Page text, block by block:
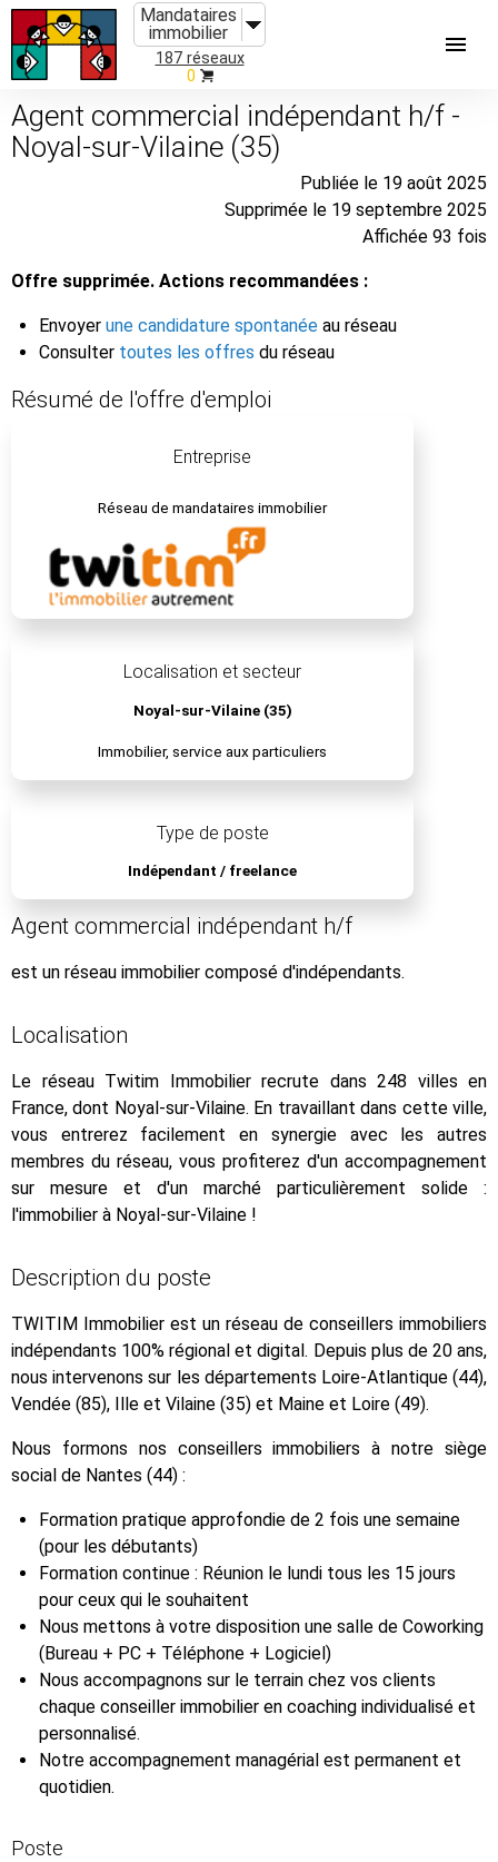
Mandataires
immobilier
187 réseaux
0
Agent commercial indépendant h/f -
Noyal-sur-Vilaine (35)
Publiée le 19 août 2025
Supprimée le 19 septembre 2025
Affichée 93 fois
Offre supprimée. Actions recommandées :
Envoyer une candidature spontanée au réseau
Consulter toutes les offres du réseau
Résumé de l'offre d'emploi
Entreprise
Réseau de mandataires immobilier
Localisation et secteur
Noyal-sur-Vilaine (35)
Immobilier, service aux particuliers
Type de poste
Indépendant / freelance
Agent commercial indépendant h/f
est un réseau immobilier composé d'indépendants.
Localisation
Le réseau Twitim Immobilier recrute dans 248 villes en
France, dont Noyal-sur-Vilaine. En travaillant dans cette ville,
vous entrerez facilement en synergie avec les autres
membres du réseau, vous profiterez d'un accompagnement
sur mesure et d'un marché particulièrement solide :
l'immobilier à Noyal-sur-Vilaine !
Description du poste
TWITIM Immobilier est un réseau de conseillers immobiliers
indépendants 100% régional et digital. Depuis plus de 20 ans,
nous intervenons sur les départements Loire-Atlantique (44),
Vendée (85), Ille et Vilaine (35) et Maine et Loire (49).
Nous formons nos conseillers immobiliers à notre siège
social de Nantes (44) :
Formation pratique approfondie de 2 fois une semaine
(pour les débutants)
Formation continue : Réunion le lundi tous les 15 jours
pour ceux qui le souhaitent
Nous mettons à votre disposition une salle de Coworking
(Bureau + PC + Téléphone + Logiciel)
Nous accompagnons sur le terrain chez vos clients
chaque conseiller immobilier en coaching individualisé et
personnalisé.
Notre accompagnement managérial est permanent et
quotidien.
Poste